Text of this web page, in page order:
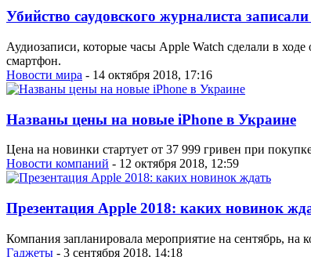
Убийство саудовского журналиста
Аудиозаписи, которые часы Apple Watch сделали в
смартфон.
Новости мира - 14 октября 2018, 17:16
Названы цены на новые iPhone в Украине
Цена на новинки стартует от 37 999 гривен при
Новости компаний - 12 октября 2018, 12:59
Презентация Apple 2018: каких новинок
Компания запланировала мероприятие на сентябрь,
Гаджеты - 3 сентября 2018, 14:18